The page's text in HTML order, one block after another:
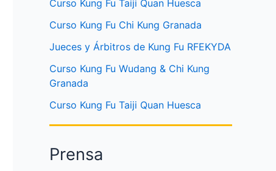
Curso Kung Fu Taiji Quan Huesca
Curso Kung Fu Chi Kung Granada
Jueces y Árbitros de Kung Fu RFEKYDA
Curso Kung Fu Wudang & Chi Kung
Granada
Curso Kung Fu Taiji Quan Huesca
Prensa